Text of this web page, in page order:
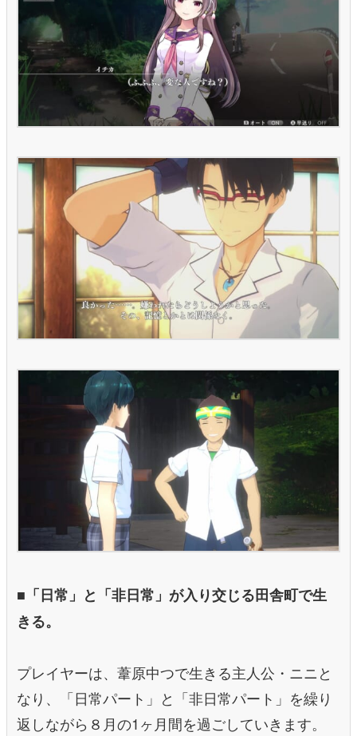
■「日常」と「非日常」が入り交じる田舎町で生
きる。
プレイヤーは、葦原中つで生きる主人公・ニニと
なり、「日常パート」と「非日常パート」を繰り
返しながら８月の1ヶ月間を過ごしていきます。